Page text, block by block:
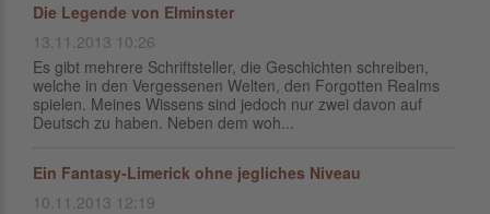
Die Legende von Elminster
13.11.2013 10:26
Es gibt mehrere Schriftsteller, die Geschichten schreiben,
welche in den Vergessenen Welten, den Forgotten Realms
spielen. Meines Wissens sind jedoch nur zwei davon auf
Deutsch zu haben. Neben dem woh...
Ein Fantasy-Limerick ohne jegliches Niveau
10.11.2013 12:19